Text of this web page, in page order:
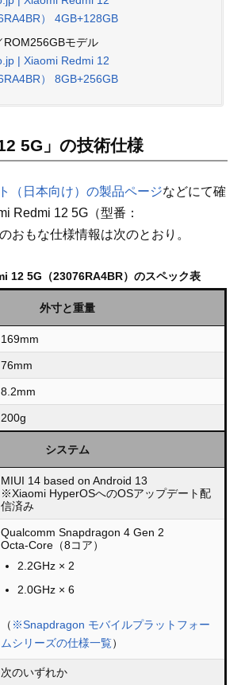
） 4GB+128GB
ROM256GBモデル
| Xiaomi Redmi 12
） 8GB+256GB
5G」の技術仕様
（日本向け）の製品ページなどにて確
Redmi 12 5G（型番：
おもな仕様情報は次のとおり。
12 5G（23076RA4BR）のスペック表
外寸と重量
169mm
76mm
8.2mm
200g
システム
MIUI 14 based on Android 13
※Xiaomi HyperOSへのOSアップデート配
信済み
Qualcomm Snapdragon 4 Gen 2
Octa-Core（8コア）
2.2GHz × 2
2.0GHz × 6
（ ※Snapdragon モバイルプラットフォー
ムシリーズの仕様一覧）
次のいずれか